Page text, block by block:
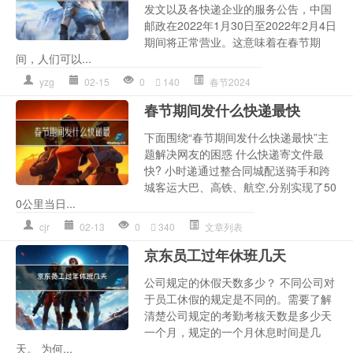
发文以及各快递企业的服务公告，中国
邮政在2022年1月30日至2022年2月4日
期间将正常营业。这意味着在春节期
间，人们可以...
yzg 02-15 0 140 春节2024
春节期间发什么快递最快
下面围绕“春节期间发什么快递最快”主
题解决网友的困惑 什么快递寄文件最
快? 小时递通过整合同城配送骑手和跨
城客运大巴、高铁、航空,分别实现了50
0公里当日...
cjr 02-13 0 340 文章列表
京东员工过年休班几天
公司规定的休假天数多少？ 不同公司对
于员工休假的规定是不同的。需要了解
清楚公司规定的考勤考核天数是多少天
一个月，规定的一个月休息时间是几
天。 为何...